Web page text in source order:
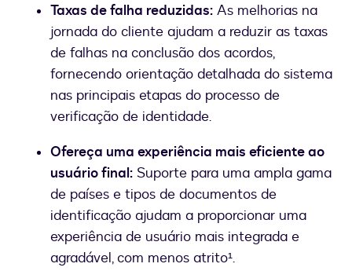
Taxas de falha reduzidas: As melhorias na
jornada do cliente ajudam a reduzir as taxas
de falhas na conclusão dos acordos,
fornecendo orientação detalhada do sistema
nas principais etapas do processo de
verificação de identidade.
Ofereça uma experiência mais eficiente ao
usuário final: Suporte para uma ampla gama
de países e tipos de documentos de
identificação ajudam a proporcionar uma
experiência de usuário mais integrada e
agradável, com menos atrito¹.